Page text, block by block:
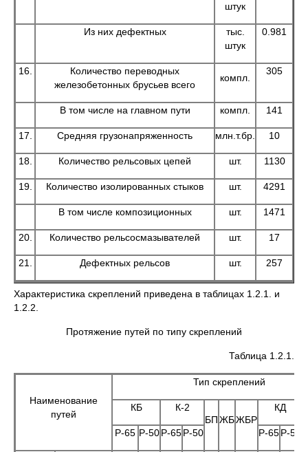
штук
Из них дефектных
тыс.
штук
0.981
16.
Количество переводных
железобетонных брусьев всего
компл.
305
В том числе на главном пути компл. 141
17. Средняя грузонапряженность млн.т.бр. 10
18. Количество рельсовых цепей шт. 1130
19. Количество изолированных стыков шт. 4291
В том числе композиционных шт. 1471
20. Количество рельсосмазывателей шт. 17
21. Дефектных рельсов шт. 257
Характеристика скреплений приведена в таблицах 1.2.1. и
1.2.2.
Протяжение путей по типу скреплений
Таблица 1.2.1.
Наименование
путей
Тип скреплений
КБ
К-2
БПЖБЖБР
КД
Р-65 Р-50Р-65Р-50 Р-65Р-50